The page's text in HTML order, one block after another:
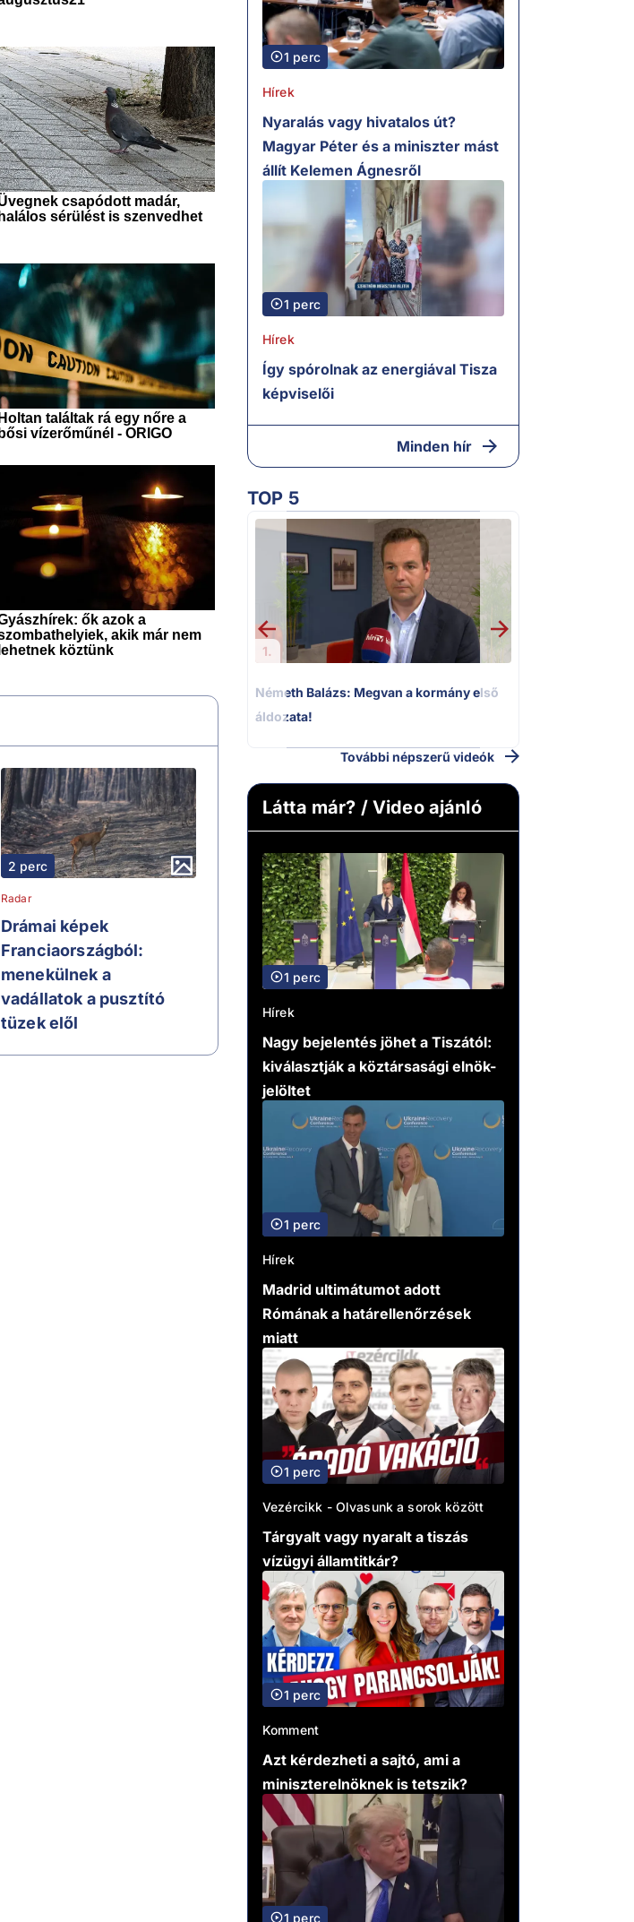
2 perc
Radar
Drámai képek
Franciaországból:
menekülnek a
vadállatok a pusztító
tüzek elől
1 perc
Hírek
Nyaralás vagy hivatalos út?
Magyar Péter és a miniszter mást
állít Kelemen Ágnesről
1 perc
Hírek
Így spórolnak az energiával Tisza
képviselői
Minden hír
TOP 5
1.
Németh Balázs: Megvan a kormány első
áldozata!
További népszerű videók
Látta már? / Video ajánló
1 perc
Hírek
Nagy bejelentés jöhet a Tiszától:
kiválasztják a köztársasági elnök-
jelöltet
1 perc
Hírek
Madrid ultimátumot adott
Rómának a határellenőrzések
miatt
1 perc
Vezércikk - Olvasunk a sorok között
Tárgyalt vagy nyaralt a tiszás
vízügyi államtitkár?
1 perc
Komment
Azt kérdezheti a sajtó, ami a
miniszterelnöknek is tetszik?
1 perc